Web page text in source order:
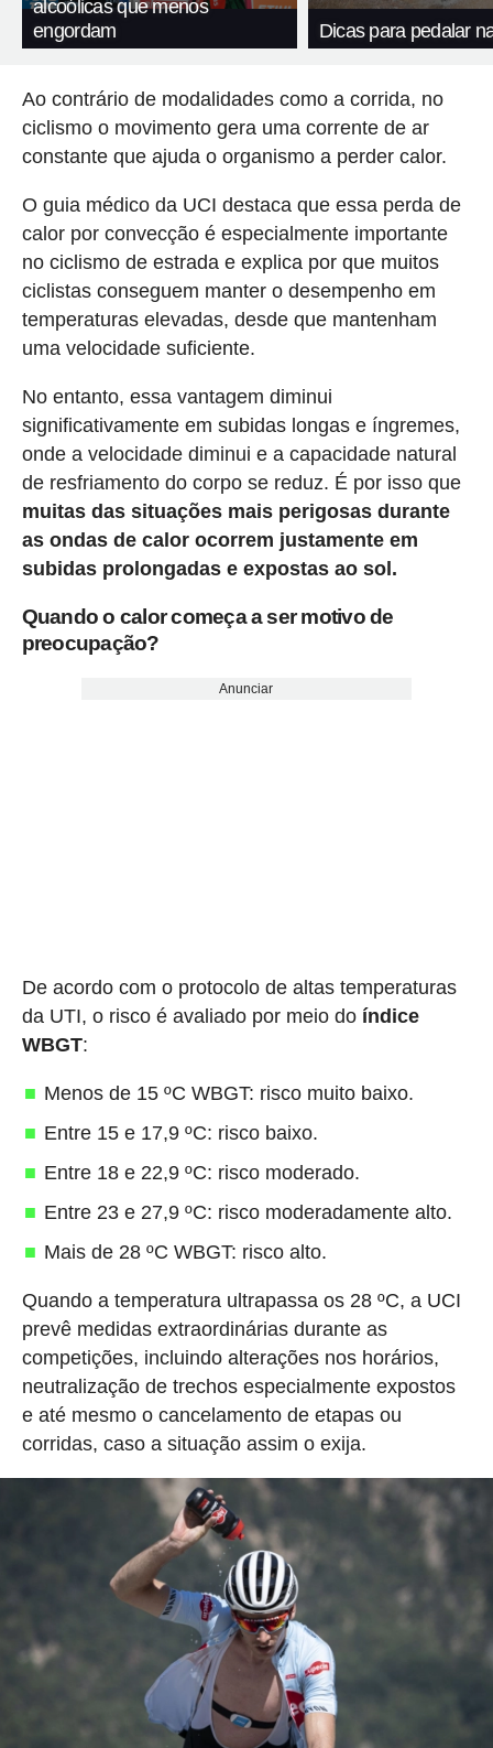
alcoólicas que menos
engordam
Dicas para pedalar
Ao contrário de modalidades como a corrida, no
ciclismo o movimento gera uma corrente de ar
constante que ajuda o organismo a perder calor.
O guia médico da UCI destaca que essa perda de
calor por convecção é especialmente importante
no ciclismo de estrada e explica por que muitos
ciclistas conseguem manter o desempenho em
temperaturas elevadas, desde que mantenham
uma velocidade suficiente.
No entanto, essa vantagem diminui
significativamente em subidas longas e íngremes,
onde a velocidade diminui e a capacidade natural
de resfriamento do corpo se reduz. É por isso que
muitas das situações mais perigosas durante
as ondas de calor ocorrem justamente em
subidas prolongadas e expostas ao sol.
Quando o calor começa a ser motivo de
preocupação?
Anunciar
De acordo com o protocolo de altas temperaturas
da UTI, o risco é avaliado por meio do índice
WBGT:
Menos de 15 ºC WBGT: risco muito baixo.
Entre 15 e 17,9 ºC: risco baixo.
Entre 18 e 22,9 ºC: risco moderado.
Entre 23 e 27,9 ºC: risco moderadamente alto.
Mais de 28 ºC WBGT: risco alto.
Quando a temperatura ultrapassa os 28 ºC, a UCI
prevê medidas extraordinárias durante as
competições, incluindo alterações nos horários,
neutralização de trechos especialmente expostos
e até mesmo o cancelamento de etapas ou
corridas, caso a situação assim o exija.